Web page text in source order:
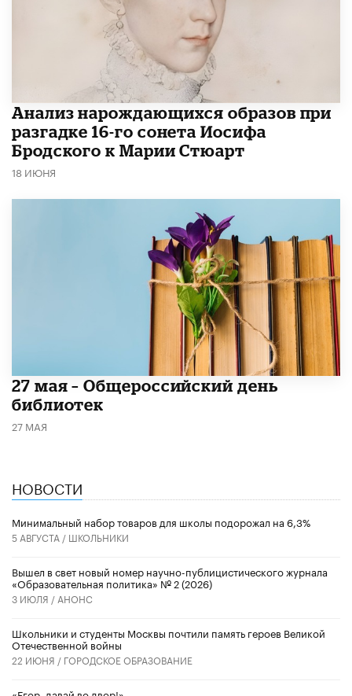
Анализ нарождающихся образов при
разгадке 16-го сонета Иосифа
Бродского к Марии Стюарт
18 ИЮНЯ
​27 мая – Общероссийский день
библиотек
27 МАЯ
НОВОСТИ
Минимальный набор товаров для школы подорожал на 6,3%
5 АВГУСТА / ШКОЛЬНИКИ
Вышел в свет новый номер научно-публицистического журнала
«Образовательная политика» № 2 (2026)
3 ИЮЛЯ / АНОНС
Школьники и студенты Москвы почтили память героев Великой
Отечественной войны
22 ИЮНЯ / ГОРОДСКОЕ ОБРАЗОВАНИЕ